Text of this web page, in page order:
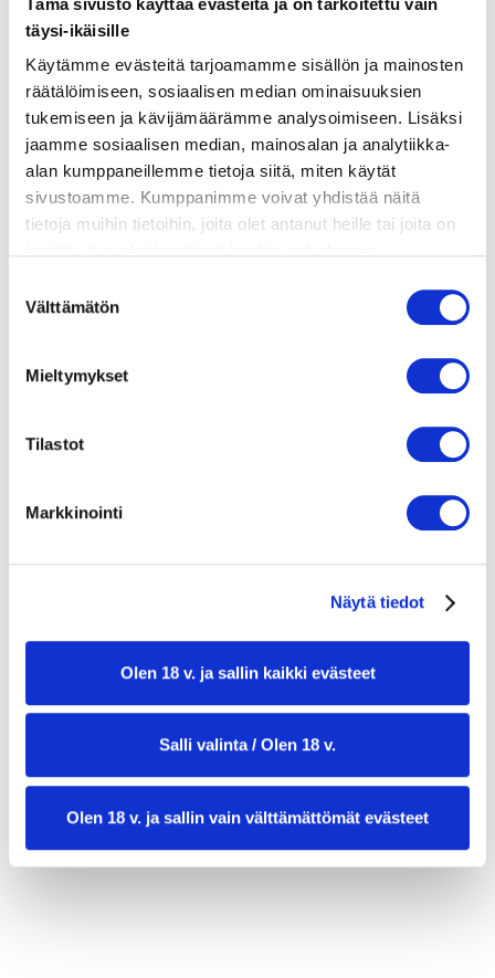
täysi-ikäisille
Käytämme evästeitä tarjoamamme sisällön ja mainosten
räätälöimiseen, sosiaalisen median ominaisuuksien
tukemiseen ja kävijämäärämme analysoimiseen. Lisäksi
jaamme sosiaalisen median, mainosalan ja analytiikka-
alan kumppaneillemme tietoja siitä, miten käytät
sivustoamme. Kumppanimme voivat yhdistää näitä
tietoja muihin tietoihin, joita olet antanut heille tai joita on
tai vanhempi. Vahvista ikäsi käyttääksesi sivustoa.
valinta
Välttämätön
Mieltymykset
Tilastot
Markkinointi
Näytä tiedot
Olen 18 v. ja sallin kaikki evästeet
Salli valinta / Olen 18 v.
Olen 18 v. ja sallin vain välttämättömät evästeet
valmistusohje
lisätietoja
SIMPUKKALIEMIPOHJA
1 kg simpukoita
25 g voita
1 kpl laakerinlehtiä
1 dl vettä
KORISTELUUN
valmistusaika:30 min
annosmäärä:4